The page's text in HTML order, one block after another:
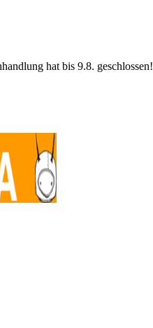
hat bis 9.8. geschlossen!